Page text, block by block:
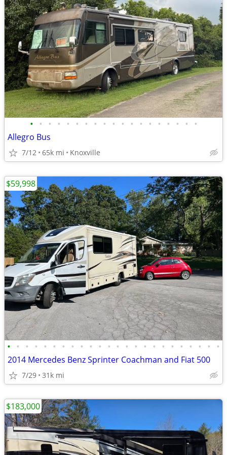
• • • • • • • • • • • • • • • • • • •
Allegro Bus
7/12 65k mi Knoxville
• • • • • • • • • • • • • • • • • • • • • • • •
2014 Mercedes Benz Sprinter Coachman and Fiat 500
7/29 31k mi
$59,998
$183,000